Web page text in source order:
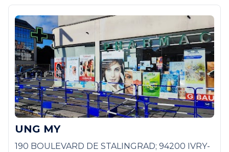
UNG MY
190 BOULEVARD DE STALINGRAD; 94200 IVRY-